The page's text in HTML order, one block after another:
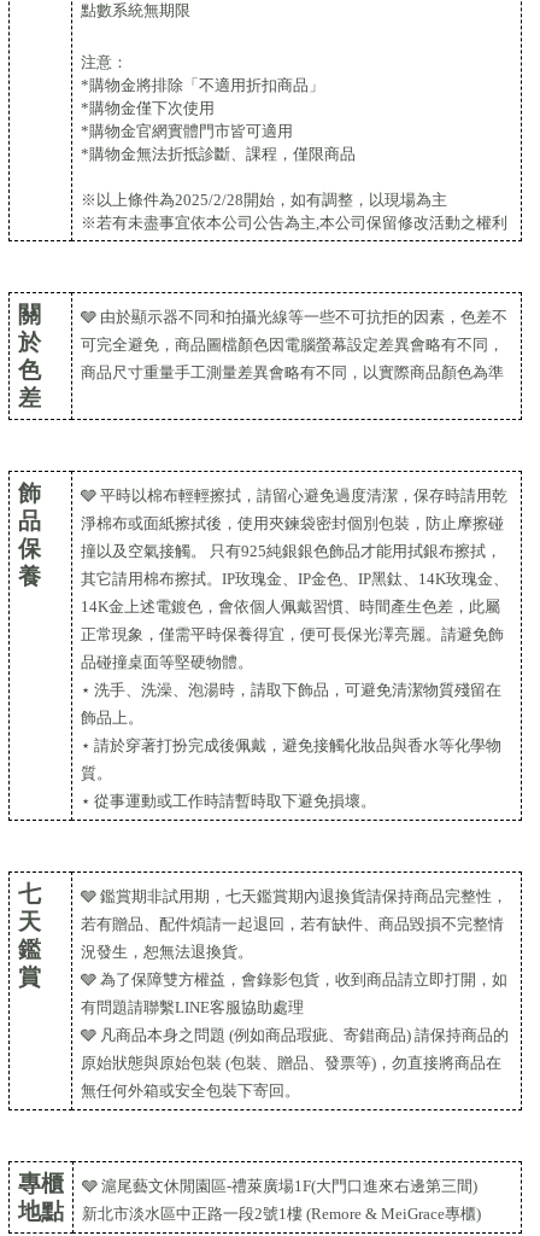
點數系統無期限
注意：
*購物金將排除「不適用折扣商品」
*購物金僅下次使用
*購物金官網實體門市皆可適用
*購物金無法折抵診斷、課程，僅限商品
※以上條件為2025/2/28開始，如有調整，以現場為主
※若有未盡事宜依本公司公告為主,本公司保留修改活動之權利
關
於
色
差
🩶 由於顯示器不同和拍攝光線等一些不可抗拒的因素，色差不
可完全避免，商品圖檔顏色因電腦螢幕設定差異會略有不同，
商品尺寸重量手工測量差異會略有不同，以實際商品顏色為準
飾
品
保
養
🩶 平時以棉布輕輕擦拭，請留心避免過度清潔，保存時請用乾
淨棉布或面紙擦拭後，使用夾鍊袋密封個別包裝，防止摩擦碰
撞以及空氣接觸。 只有925純銀銀色飾品才能用拭銀布擦拭，
其它請用棉布擦拭。IP玫瑰金、IP金色、IP黑鈦、14K玫瑰金、
14K金上述電鍍色，會依個人佩戴習慣、時間產生色差，此屬
正常現象，僅需平時保養得宜，便可長保光澤亮麗。請避免飾
品碰撞桌面等堅硬物體。
⋆ 洗手、洗澡、泡湯時，請取下飾品，可避免清潔物質殘留在
飾品上。
⋆ 請於穿著打扮完成後佩戴，避免接觸化妝品與香水等化學物
質。
⋆ 從事運動或工作時請暫時取下避免損壞。
七
天
鑑
賞
🩶 鑑賞期非試用期，七天鑑賞期內退換貨請保持商品完整性，
若有贈品、配件煩請一起退回，若有缺件、商品毀損不完整情
況發生，恕無法退換貨。
🩶 為了保障雙方權益，會錄影包貨，收到商品請立即打開，如
有問題請聯繫LINE客服協助處理
🩶 凡商品本身之問題 (例如商品瑕疵、寄錯商品) 請保持商品的
原始狀態與原始包裝 (包裝、贈品、發票等)，勿直接將商品在
無任何外箱或安全包裝下寄回。
專櫃
地點
🩶 滬尾藝文休閒園區-禮萊廣場1F(大門口進來右邊第三間)
新北市淡水區中正路一段2號1樓 (Remore & MeiGrace專櫃)